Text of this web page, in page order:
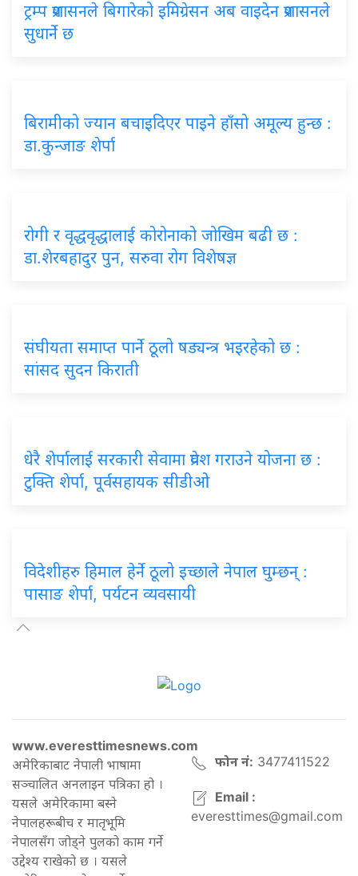
ट्रम्प प्रशासनले बिगारेको इमिग्रेसन अब वाइदेन प्रशासनले
सुधार्ने छ
बिरामीको ज्यान बचाइदिएर पाइने हाँसो अमूल्य हुन्छ :
डा.कुन्जाङ शेर्पा
रोगी र वृद्धवृद्धालाई कोरोनाको जोखिम बढी छ :
डा.शेरबहादुर पुन, सरुवा रोग विशेषज्ञ
संघीयता समाप्त पार्ने ठूलो षड्यन्त्र भइरहेको छ :
सांसद सुदन किराती
धेरै शेर्पालाई सरकारी सेवामा प्रवेश गराउने योजना छ :
टुक्ति शेर्पा, पूर्वसहायक सीडीओ
विदेशीहरु हिमाल हेर्ने ठूलो इच्छाले नेपाल घुम्छन् :
पासाङ शेर्पा, पर्यटन व्यवसायी
www.everesttimesnews.com
अमेरिकाबाट नेपाली भाषामा
सञ्चालित अनलाइन पत्रिका हो ।
यसले अमेरिकामा बस्ने
नेपालहरूबीच र मातृभूमि
नेपालसँग जोड्ने पुलको काम गर्ने
उद्देश्य राखेको छ । यसले
फोन नं: 3477411522
Email :
everesttimes@gmail.com